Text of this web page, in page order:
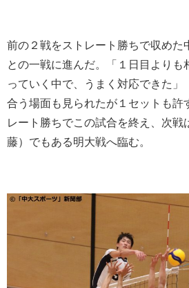
前の２戦をストレート勝ちで収めた
との一戦に進んだ。「１日目よりも
っていく中で、うまく対応できた」
合う場面も見られたが１セットも許
レート勝ちでこの試合を終え、次戦
藤）でもある明大戦へ臨む。